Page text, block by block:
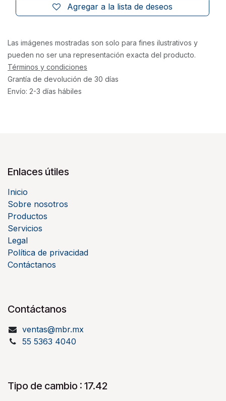
Agregar a la lista de deseos
Las imágenes mostradas son solo para fines ilustrativos y
pueden no ser una representación exacta del producto.
Términos y condiciones
Grantía de devolución de 30 días
Envío: 2-3 días hábiles
Enlaces útiles
Inicio
Sobre nosotros
Productos
Servicios
Legal
Política de privacidad
Contáctanos
Contáctanos
ventas@mbr.mx
55 5363 4040
Tipo de cambio : 17.42